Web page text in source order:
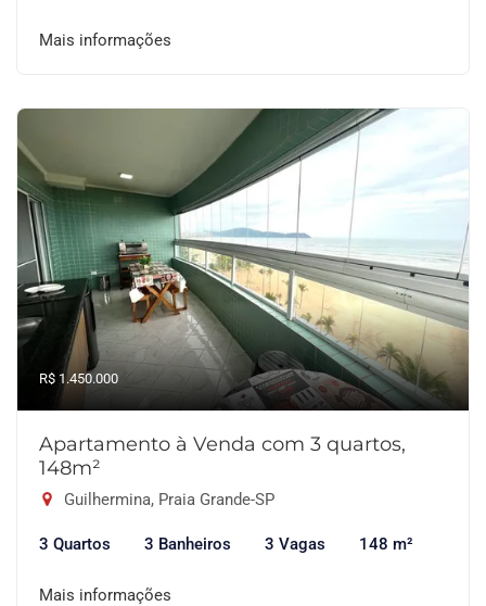
Mais informações
R$ 1.450.000
Apartamento à Venda com 3 quartos,
148m²
Guilhermina, Praia Grande-SP
3 Quartos 3 Banheiros 3 Vagas 148 m²
Mais informações